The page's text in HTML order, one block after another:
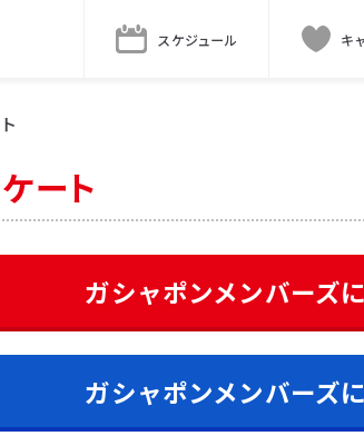
スケジュール キ
ガシャポンメンバーズ
ガシャポンメンバーズ